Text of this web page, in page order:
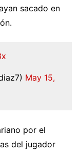
sacado en
May 15,
por el
del jugador